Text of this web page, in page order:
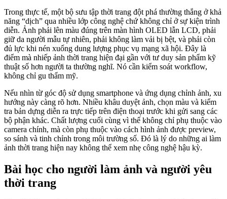
Trong thực tế, một bộ sưu tập thời trang đột phá thường thắng ở khả
năng “dịch” qua nhiều lớp công nghệ chứ không chỉ ở sự kiện trình
diễn. Ảnh phải lên màu đúng trên màn hình OLED lẫn LCD, phải
giữ da người mẫu tự nhiên, phải không làm vải bị bệt, và phải còn
đủ lực khi nén xuống dung lượng phục vụ mạng xã hội. Đây là
điểm mà nhiếp ảnh thời trang hiện đại gần với tư duy sản phẩm kỹ
thuật số hơn người ta thường nghĩ. Nó cần kiểm soát workflow,
không chỉ gu thẩm mỹ.
Nếu nhìn từ góc độ sử dụng smartphone và ứng dụng chỉnh ảnh, xu
hướng này càng rõ hơn. Nhiều khâu duyệt ảnh, chọn màu và kiểm
tra bản dựng diễn ra trực tiếp trên điện thoại trước khi gửi sang các
bộ phận khác. Chất lượng cuối cùng vì thế không chỉ phụ thuộc vào
camera chính, mà còn phụ thuộc vào cách hình ảnh được preview,
so sánh và tinh chỉnh trong môi trường số. Đó là lý do những ai làm
ảnh thời trang hiện nay không thể xem nhẹ công nghệ hậu kỳ.
Bài học cho người làm ảnh và người yêu
thời trang